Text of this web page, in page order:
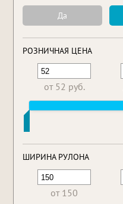
Да
РОЗНИЧНАЯ ЦЕНА
от 52 руб.
ШИРИНА РУЛОНА
от 150